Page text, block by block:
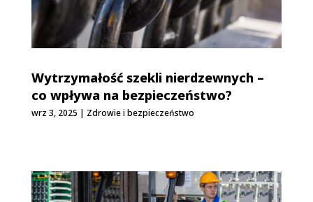
Wytrzymałość szekli nierdzewnych –
co wpływa na bezpieczeństwo?
wrz 3, 2025 | Zdrowie i bezpieczeństwo